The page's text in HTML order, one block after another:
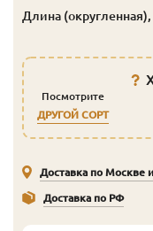
Длина
Посмотрите
ДРУГОЙ СОРТ
Доставка по Москве
Доставка по РФ